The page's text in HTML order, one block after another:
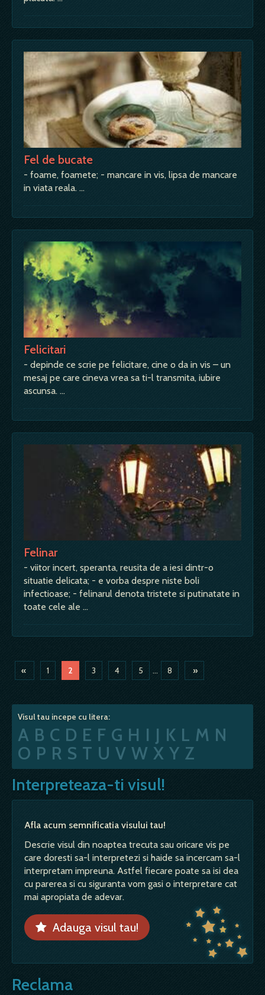
Fel de bucate
- foame, foamete; - mancare in vis, lipsa de mancare
in viata reala. …
Felicitari
- depinde ce scrie pe felicitare, cine o da in vis – un
mesaj pe care cineva vrea sa ti-l transmita, iubire
ascunsa. …
Felinar
- viitor incert, speranta, reusita de a iesi dintr-o
situatie delicata; - e vorba despre niste boli
infectioase; - felinarul denota tristete si putinatate in
toate cele ale …
« 1 2 3 4 5 ... 8 »
Visul tau incepe cu litera:
A B C D E F G H I J K L M N
O P R S T U V W X Y Z
Interpreteaza-ti visul!
Afla acum semnificatia visului tau!
Descrie visul din noaptea trecuta sau oricare vis pe
care doresti sa-l interpretezi si haide sa incercam sa-l
interpretam impreuna. Astfel fiecare poate sa isi dea
cu parerea si cu siguranta vom gasi o interpretare cat
mai apropiata de adevar.
Adauga visul tau!
Reclama